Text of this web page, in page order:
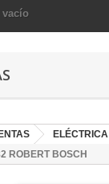
vacío
ELÉCTRICA
ROBERT BOSCH